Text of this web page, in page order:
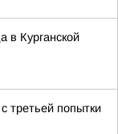
в Курганской
третьей попытки